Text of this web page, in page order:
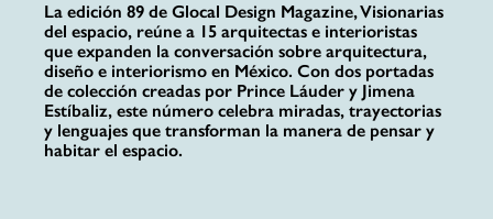
La edición 89 de Glocal Design Magazine, Visionarias
del espacio, reúne a 15 arquitectas e interioristas
que expanden la conversación sobre arquitectura,
diseño e interiorismo en México. Con dos portadas
de colección creadas por Prince Láuder y Jimena
Estíbaliz, este número celebra miradas, trayectorias
y lenguajes que transforman la manera de pensar y
habitar el espacio.